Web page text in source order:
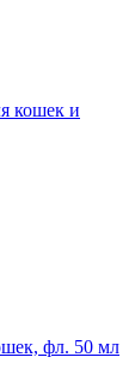
кошек и
фл. 50 мл